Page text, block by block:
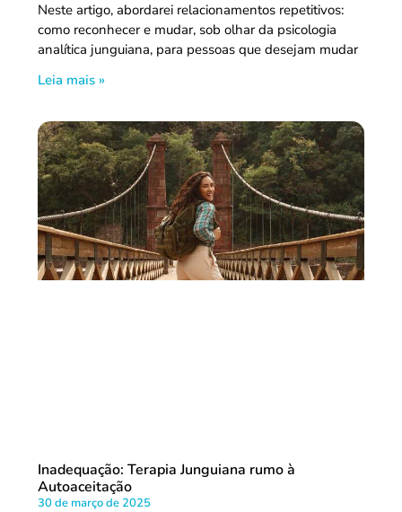
Neste artigo, abordarei relacionamentos repetitivos:
como reconhecer e mudar, sob olhar da psicologia
analítica junguiana, para pessoas que desejam mudar
Leia mais »
Inadequação: Terapia Junguiana rumo à
Autoaceitação
30 de março de 2025